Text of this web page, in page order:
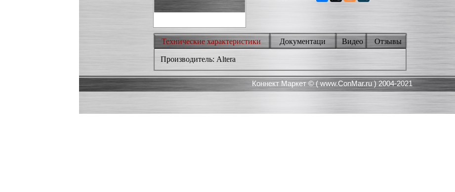
Технические характеристики Документаци Видео Отзывы
Производитель: Altera
Коннект Маркет © (www.ConMar.ru) 2004-2021